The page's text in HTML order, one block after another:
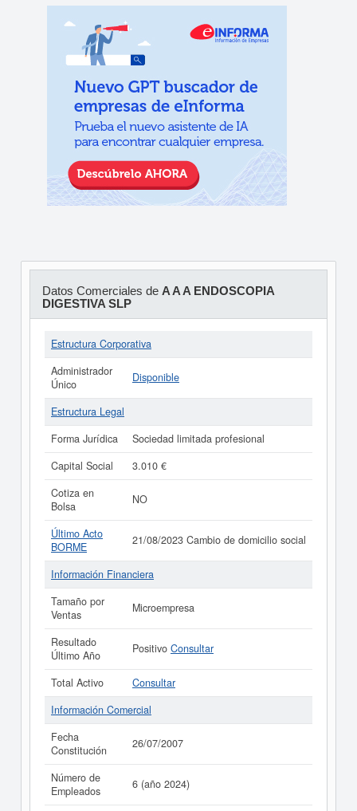
Datos Comerciales de A A A ENDOSCOPIA
DIGESTIVA SLP
Estructura Corporativa
Administrador
Único
Disponible
Estructura Legal
Forma Jurídica
Sociedad limitada profesional
Capital Social
3.010 €
Cotiza en
Bolsa
NO
Último Acto
BORME
21/08/2023 Cambio de domicilio social
Información Financiera
Tamaño por
Ventas
Microempresa
Resultado
Último Año
Positivo Consultar
Total Activo
Consultar
Información Comercial
Fecha
Constitución
26/07/2007
Número de
Empleados
6 (año 2024)